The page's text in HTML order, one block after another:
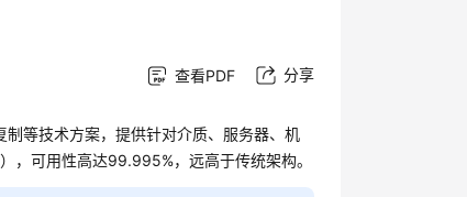
查看PDF 分享
等技术方案，提供针对介质、服务器、机
可用性高达99.995%，远高于传统架构。